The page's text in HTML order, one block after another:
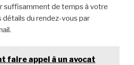
suffisamment de temps à votre
détails du rendez-vous par
faire appel à un avocat